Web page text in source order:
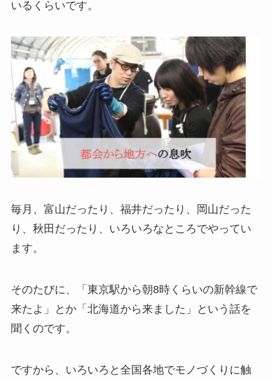
いるくらいです。
毎月、富山だったり、福井だったり、岡山だった
り、秋田だったり、いろいろなところでやってい
ます。
そのたびに、「東京駅から朝8時くらいの新幹線で
来たよ」とか「北海道から来ました」という話を
聞くのです。
ですから、いろいろと全国各地でモノづくりに触